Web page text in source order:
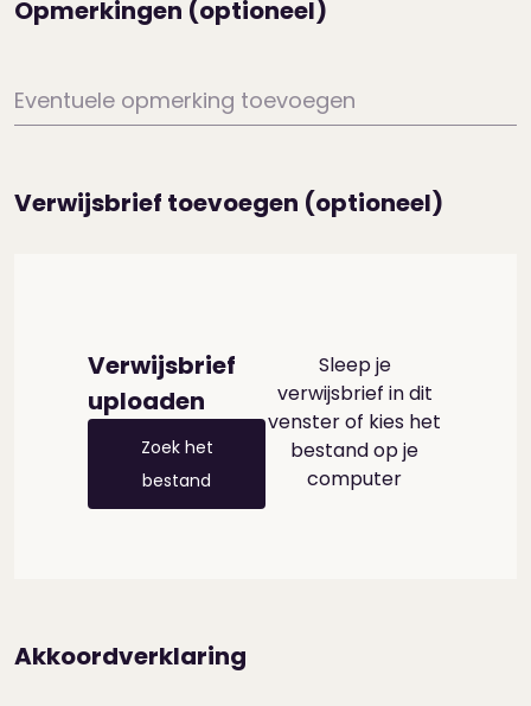
Opmerkingen (optioneel)
Eventuele opmerking toevoegen
Verwijsbrief toevoegen (optioneel)
Sleep je
verwijsbrief in dit
venster of kies het
bestand op je
computer
Zoek het
bestand
Verwijsbrief
uploaden
Akkoordverklaring